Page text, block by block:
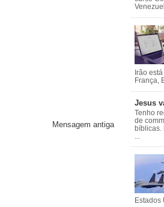
Irão
França,
Jesus
Tenho
de
bíblicas.
Estados
Mensagem antiga